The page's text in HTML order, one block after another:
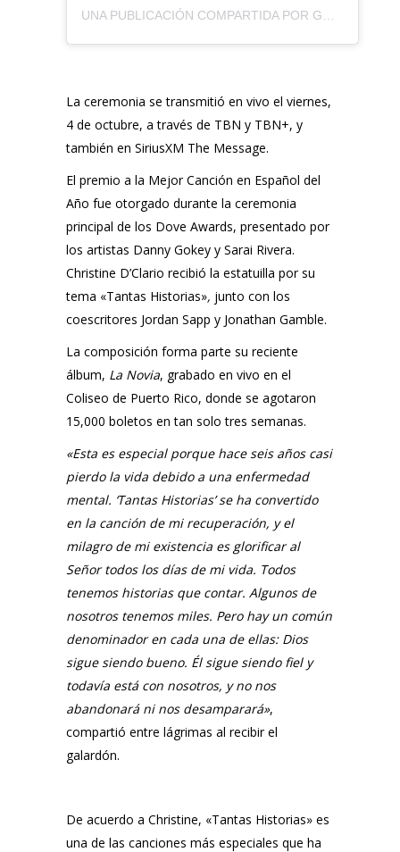
La ceremonia se transmitió en vivo el viernes,
4 de octubre, a través de TBN y TBN+, y
también en SiriusXM The Message.
El premio a la Mejor Canción en Español del
Año fue otorgado durante la ceremonia
principal de los Dove Awards, presentado por
los artistas Danny Gokey y Sarai Rivera.
Christine D’Clario recibió la estatuilla por su
tema «Tantas Historias», junto con los
coescritores Jordan Sapp y Jonathan Gamble.
La composición forma parte su reciente
álbum, La Novia, grabado en vivo en el
Coliseo de Puerto Rico, donde se agotaron
15,000 boletos en tan solo tres semanas.
«Esta es especial porque hace seis años casi
pierdo la vida debido a una enfermedad
mental. ‘Tantas Historias’ se ha convertido
en la canción de mi recuperación, y el
milagro de mi existencia es glorificar al
Señor todos los días de mi vida. Todos
tenemos historias que contar. Algunos de
nosotros tenemos miles. Pero hay un común
denominador en cada una de ellas: Dios
sigue siendo bueno. Él sigue siendo fiel y
todavía está con nosotros, y no nos
abandonará ni nos desamparará»,
compartió entre lágrimas al recibir el
galardón.
De acuerdo a Christine, «Tantas Historias» es
una de las canciones más especiales que ha